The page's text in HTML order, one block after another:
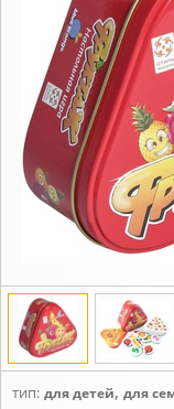
тип: для детей, для